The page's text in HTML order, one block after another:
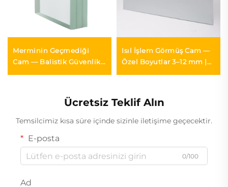
Merminin Geçmediği
Cam — Balistik Güvenlik
Isıl İşlem Görmüş Cam —
Özel Boyutlar 3–12 mm |
Ücretsiz Teklif Alın
Temsilcimiz kısa süre içinde sizinle iletişime geçecektir.
E-posta
0/100
Ad